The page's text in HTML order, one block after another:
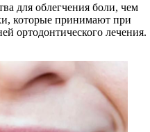
для облегчения боли, чем
которые принимают при
ортодонтического лечения.